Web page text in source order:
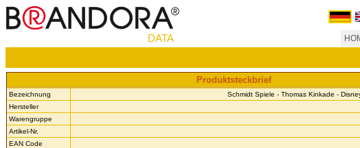
DATA
Produktsteckbrief
Bezeichnung
Schmidt Spiele - Thomas Kinkade -
Hersteller
Warengruppe
Artikel-Nr.
EAN Code